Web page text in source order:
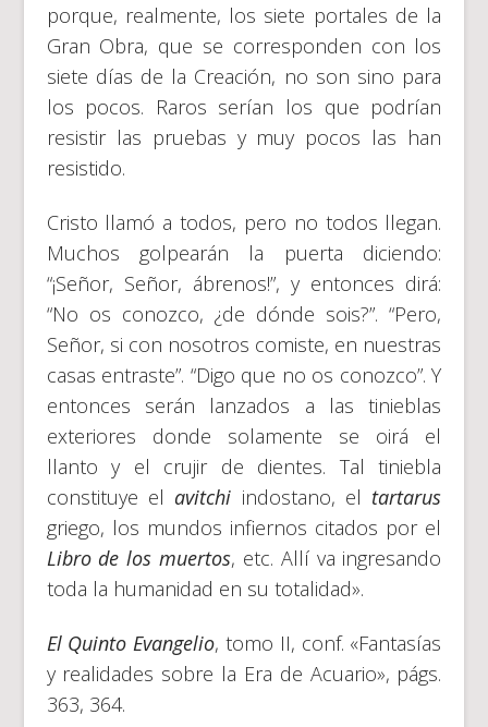
porque, realmente, los siete portales de la
Gran Obra, que se corresponden con los
siete días de la Creación, no son sino para
los pocos. Raros serían los que podrían
resistir las pruebas y muy pocos las han
resistido.
Cristo llamó a todos, pero no todos llegan.
Muchos golpearán la puerta diciendo:
“¡Señor, Señor, ábrenos!”, y entonces dirá:
“No os conozco, ¿de dónde sois?”. “Pero,
Señor, si con nosotros comiste, en nuestras
casas entraste”. “Digo que no os conozco”. Y
entonces serán lanzados a las tinieblas
exteriores donde solamente se oirá el
llanto y el crujir de dientes. Tal tiniebla
constituye el avitchi indostano, el tartarus
griego, los mundos infiernos citados por el
Libro de los muertos, etc. Allí va ingresando
toda la humanidad en su totalidad».
El Quinto Evangelio, tomo II, conf. «Fantasías
y realidades sobre la Era de Acuario», págs.
363, 364.